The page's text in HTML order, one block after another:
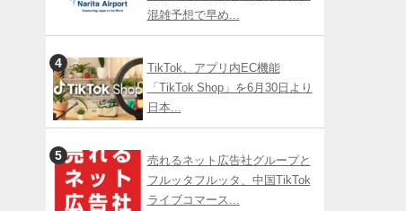
混雑予想で早め...
TikTok、アプリ内EC機能
「TikTok Shop」を6月30日より
日本...
売れるネット広告社グループと
フルッタフルッタ、中国TikTok
ライブコマース...